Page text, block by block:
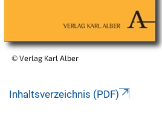
© Verlag Karl Alber
Inhaltsverzeichnis (PDF)